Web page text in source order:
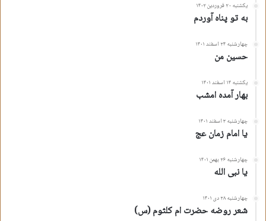
یکشنبه ۲۰ فروردین ۱۴۰۲
به تو پناه آوردم
چهارشنبه ۲۴ اسفند ۱۴۰۱
حسین من
یکشنبه ۱۴ اسفند ۱۴۰۱
بهار آمده امشب
چهارشنبه ۳ اسفند ۱۴۰۱
یا امام زمان عج
چهارشنبه ۲۶ بهمن ۱۴۰۱
یا نبی الله
چهارشنبه ۲۸ دی ۱۴۰۱
شعر روضه حضرت ام کلثوم (س)